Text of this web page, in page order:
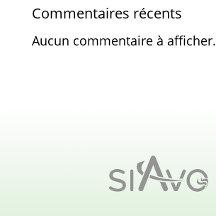
Commentaires récents
Aucun commentaire à afficher.